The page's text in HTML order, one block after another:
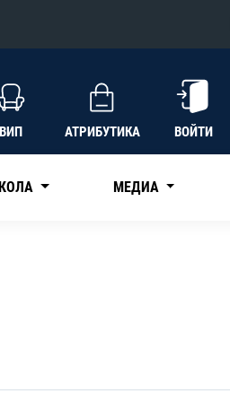
ВИП АТРИБУТИКА ВОЙТИ
МЕДИА